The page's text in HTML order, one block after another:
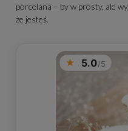
porcelana – by w prosty, ale
że jesteś.
5.0